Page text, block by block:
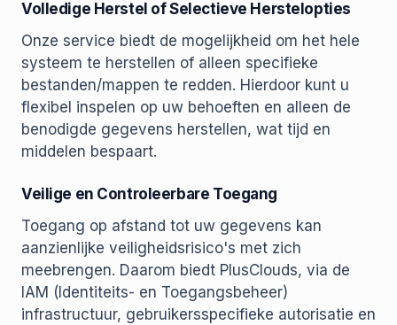
Volledige Herstel of Selectieve Herstelopties
Onze service biedt de mogelijkheid om het hele
systeem te herstellen of alleen specifieke
bestanden/mappen te redden. Hierdoor kunt u
flexibel inspelen op uw behoeften en alleen de
benodigde gegevens herstellen, wat tijd en
middelen bespaart.
Veilige en Controleerbare Toegang
Toegang op afstand tot uw gegevens kan
aanzienlijke veiligheidsrisico's met zich
meebrengen. Daarom biedt PlusClouds, via de
IAM (Identiteits- en Toegangsbeheer)
infrastructuur, gebruikersspecifieke autorisatie en